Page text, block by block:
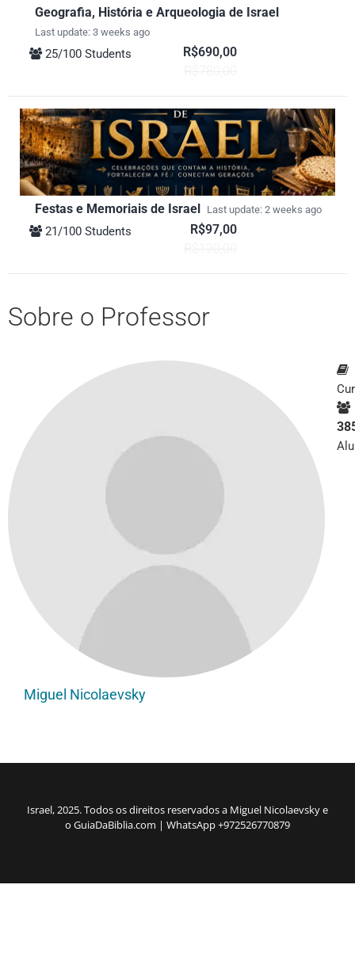
Geografia, História e Arqueologia de Israel
Last update: 3 weeks ago
25/100 Students
R$690,00
Festas e Memoriais de Israel Last update: 2 weeks ago
21/100 Students
R$97,00
Sobre o Professor
Miguel Nicolaevsky
Israel, 2025. Todos os direitos reservados a Miguel Nicolaevsky e
o GuiaDaBiblia.com | WhatsApp +972526770879